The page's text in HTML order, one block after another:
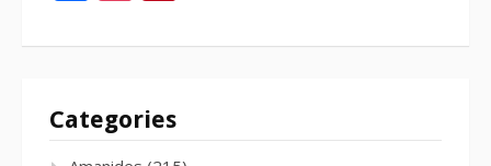
Categories